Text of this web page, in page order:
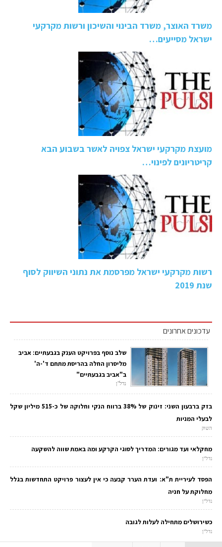
משרד האוצר, משרד הבינוי והשיכון ורשות מקרקעי
ישראל מסייעים…
מועצת מקרקעי ישראל צפויה לאשר בשבוע הבא
קריטריונים לפינוי…
רשות מקרקעי ישראל מפרסמת את נתוני השיווק לסוף
שנת 2019
עדכונים אחרונים
שלב נוסף בפרויקט הענק בגבעתיים: אביב
מליסרון החלה בהריסת מתחם ד'-ה'
ב"אביב בגבעתיים"
נדל"ן
בזק ברבעון השני: זינוק של 38% ברווח הנקי וחלוקה של כ-515 מיליון שקל
לבעלי המניות
השוק
מחקלאי ועד מגורים: המדריך לסוגי הקרקע ומה באמת שווה להשקעה
נדל"ן
הפסד לעיריית ת"א: ועדת הערר קבעה כי אין לעצור פרויקט התחדשות בגלל
מחלוקת על חניה
נדל"ן
כשירושלים מתחילה לעלות לגובה
נדל"ן